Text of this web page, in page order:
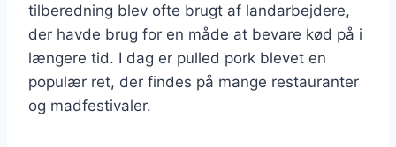
tilberedning blev ofte brugt af landarbejdere,
der havde brug for en måde at bevare kød på i
længere tid. I dag er pulled pork blevet en
populær ret, der findes på mange restauranter
og madfestivaler.